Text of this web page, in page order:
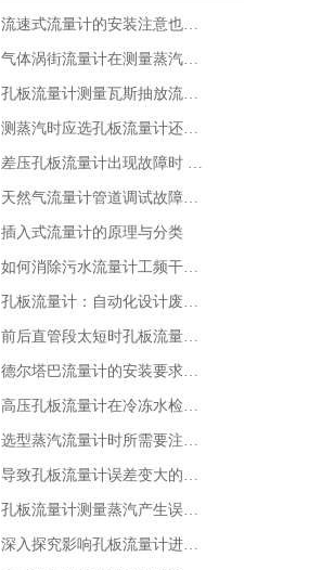
流速式流量计的安装注意也需要一定讲究
气体涡街流量计在测量蒸汽炉煤气时出现问题及解决方法
孔板流量计测量瓦斯抽放流量时的安装要求及取压方式
测蒸汽时应选孔板流量计还是涡街流量计？
差压孔板流量计出现故障时 不妨试试以下方法
天然气流量计管道调试故障原因分析
插入式流量计的原理与分类
如何消除污水流量计工频干扰和零点漂移
孔板流量计：自动化设计废钢铁行业转行井喷
前后直管段太短时孔板流量计应该如何安装
德尔塔巴流量计的安装要求以及注意
高压孔板流量计在冷冻水检测中的注意要点及解决方案介绍
选型蒸汽流量计时所需要注意的问题介绍
导致孔板流量计误差变大的原因分析
孔板流量计测量蒸汽产生误差的原因分析及解决办法
深入探究影响孔板流量计进行煤气流量计量的因素